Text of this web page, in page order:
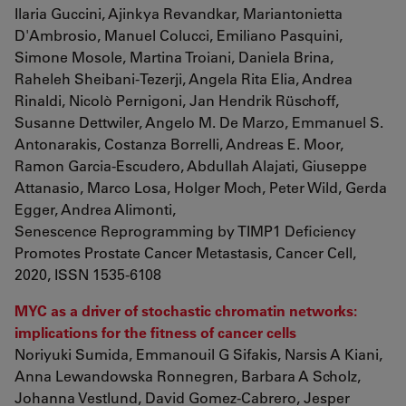
Ilaria Guccini, Ajinkya Revandkar, Mariantonietta
D'Ambrosio, Manuel Colucci, Emiliano Pasquini,
Simone Mosole, Martina Troiani, Daniela Brina,
Raheleh Sheibani-Tezerji, Angela Rita Elia, Andrea
Rinaldi, Nicolò Pernigoni, Jan Hendrik Rüschoff,
Susanne Dettwiler, Angelo M. De Marzo, Emmanuel S.
Antonarakis, Costanza Borrelli, Andreas E. Moor,
Ramon Garcia-Escudero, Abdullah Alajati, Giuseppe
Attanasio, Marco Losa, Holger Moch, Peter Wild, Gerda
Egger, Andrea Alimonti,
Senescence Reprogramming by TIMP1 Deficiency
Promotes Prostate Cancer Metastasis, Cancer Cell,
2020, ISSN 1535-6108
MYC as a driver of stochastic chromatin networks:
implications for the fitness of cancer cells
Noriyuki Sumida, Emmanouil G Sifakis, Narsis A Kiani,
Anna Lewandowska Ronnegren, Barbara A Scholz,
Johanna Vestlund, David Gomez-Cabrero, Jesper